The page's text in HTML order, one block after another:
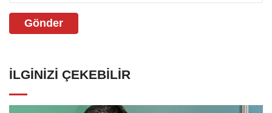
Gönder
İLGINIZI ÇEKEBILIR